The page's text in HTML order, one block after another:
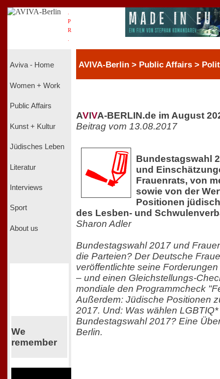
P
R
Aviva - Home
Women + Work
Public Affairs
Kunst + Kultur
Jüdisches Leben
Literatur
Interviews
Sport
About us
We
remember
AVIVA-Berlin > Public Affairs >
AVIVA-BERLIN.de im August
Beitrag vom 13.08.2017
Bundestagswahl
und
Frauenrats, von
sowie von der
Positionen
des Lesben- und
Sharon Adler
Bundestagswahl 2017 und
die Parteien? Der Deutsche
veröffentlichte seine
– und einen Gleichstellungs-
mondiale den Programmcheck
Außerdem: Jüdische Positionen
2017. Und: Was wählen
Bundestagswahl 2017? Eine
Berlin.